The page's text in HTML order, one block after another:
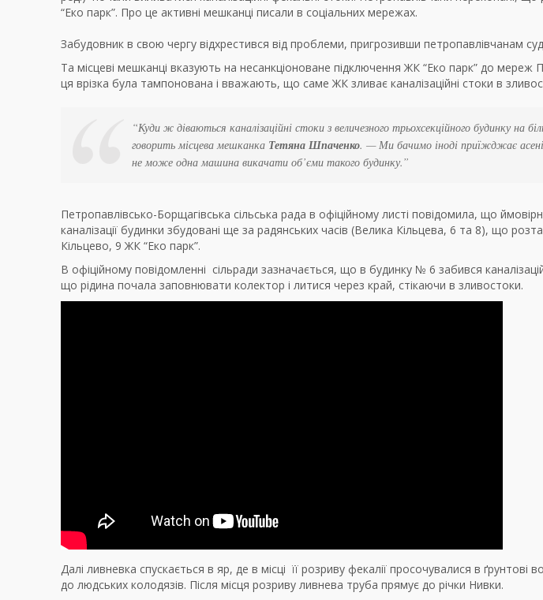
“Еко парк”. Про це активні мешканці писали в соціальних мережах.
Забудовник в свою чергу відхрестився від проблеми, пригрозивши петропавлівчанам
Та місцеві мешканці вказують на несанкціоноване підключення ЖК “Еко парк” до мереж
ця врізка була тампонована і вважають, що саме ЖК зливає каналізаційні стоки в
“Куди ж діваються каналізаційні стоки з величезного трьохсекційного будинку на
говорить місцева мешканка Тетяна Шпаченко. — Ми бачимо іноді приїжджає
не може одна машина викачати об’єми такого будинку.”
Петропавлівсько-Борщагівська сільська рада в офіційному листі повідомила, що
каналізації будинки збудовані ще за радянських часів (Велика Кільцева, 6 та 8), що
Кільцево, 9 ЖК “Еко парк”.
В офіційному повідомленні сільради зазначається, що в будинку № 6 забився
що рідина почала заповнювати колектор і литися через край, стікаючи в зливостоки.
Далі ливневка спускається в яр, де в місці її розриву фекалії просочувалися в ґрунтові
до людських колодязів. Після місця розриву ливнева труба прямує до річки Нивки.